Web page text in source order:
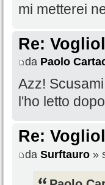
mi metterei
Re:
da Paolo
Azz!
l'ho letto
Re:
da Surftauro »